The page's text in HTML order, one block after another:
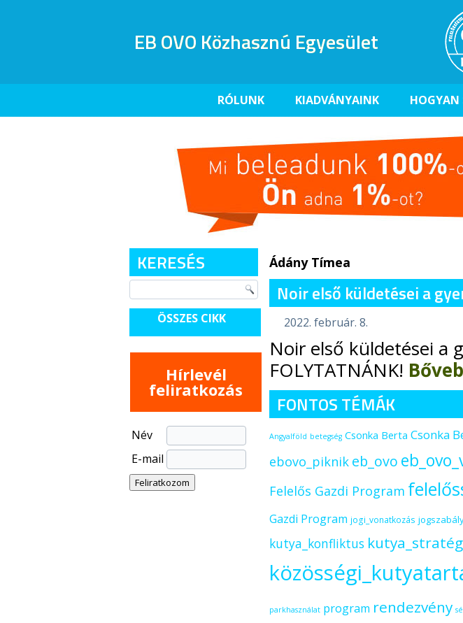
EB OVO Közhasznú Egyesület
RÓLUNK KIADVÁNYAINK HOGYAN
KERESÉS
ÖSSZES CIKK
Hírlevél
feliratkozás
Név
E-mail
Ádány Tímea
Noir első küldetései a
2022. február. 8.
Noir első küldetései a
FOLYTATNÁNK!
FONTOS TÉMÁK
Angyalföld betegség Csonka Berta Csonka
ebovo_piknik eb_ovo
Felelős Gazdi Program
Gazdi Program jogi_vonatkozás
kutya_konfliktus
parkhasználat program rendezvény